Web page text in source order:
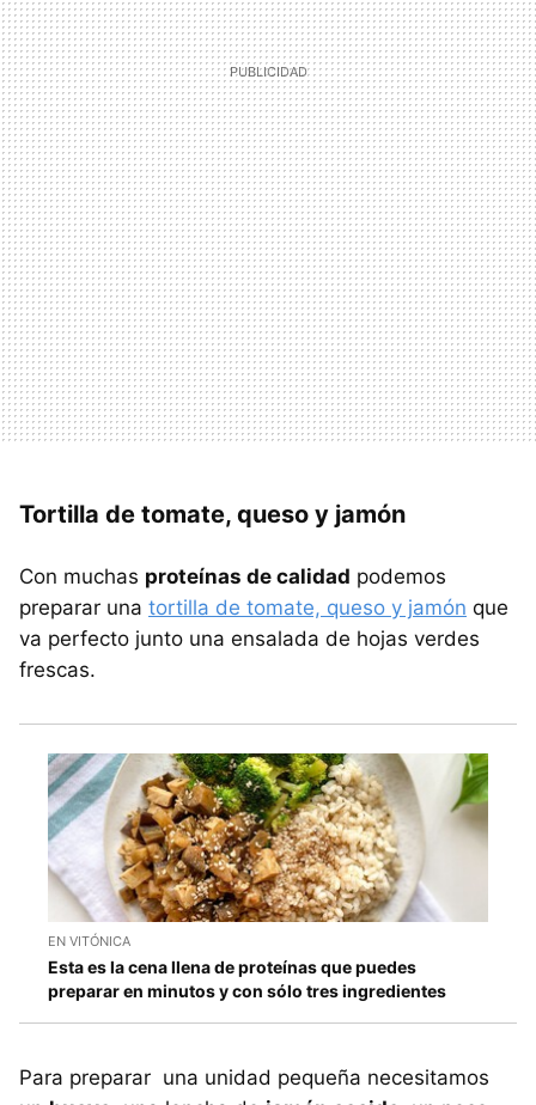
Tortilla de tomate, queso y jamón
Con muchas proteínas de calidad podemos
preparar una tortilla de tomate, queso y jamón que
va perfecto junto una ensalada de hojas verdes
frescas.
EN VITÓNICA
Esta es la cena llena de proteínas que puedes
preparar en minutos y con sólo tres ingredientes
Para preparar una unidad pequeña necesitamos